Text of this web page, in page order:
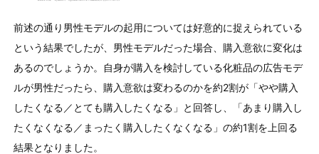
前述の通り男性モデルの起用については好意的に捉えられている
という結果でしたが、男性モデルだった場合、購入意欲に変化は
あるのでしょうか。自身が購入を検討している化粧品の広告モデ
ルが男性だったら、購入意欲は変わるのかを約2割が「やや購入
したくなる／とても購入したくなる」と回答し、「あまり購入し
たくなくなる／まったく購入したくなくなる」の約1割を上回る
結果となりました。